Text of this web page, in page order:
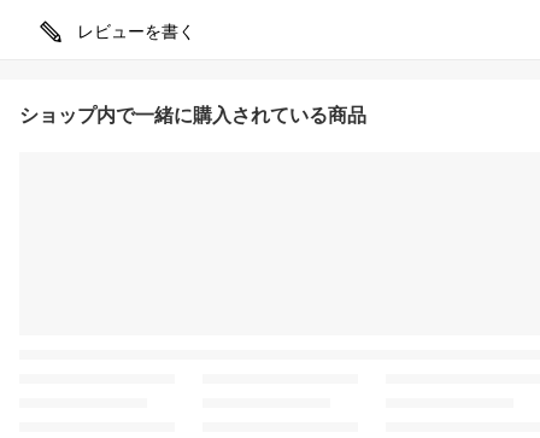
レビューを書く
ショップ内で一緒に購入されている商品